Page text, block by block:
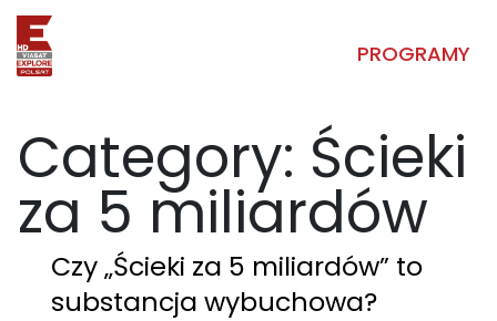
PROGRAMY
Category: Ścieki
za 5 miliardów
Czy „Ścieki za 5 miliardów” to
substancja wybuchowa?